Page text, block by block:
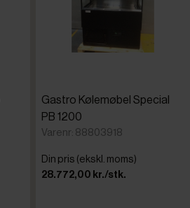
Gram
Gram
Gastro Kølemøbel Special
PB 1200
Varenr: 88803918
Din pris (ekskl. moms)
28.772,00 kr./stk.